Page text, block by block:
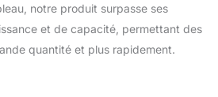
notre produit surpasse ses
et de capacité, permettant des
quantité et plus rapidement.